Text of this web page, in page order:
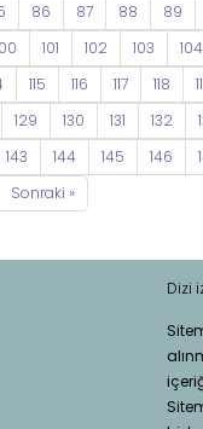
86 87 88 89
101 102 103 104
115 116 117 118
129 130 131 132
143 144 145 146
Sonraki »
Dizi